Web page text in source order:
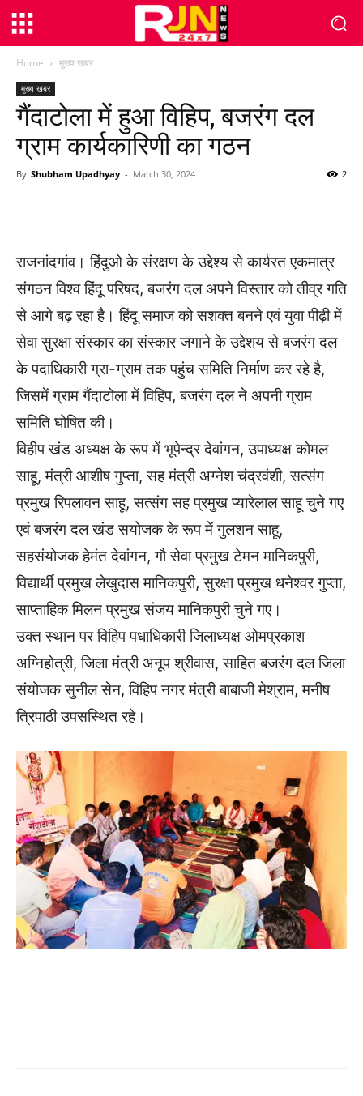
Home मुख्य खबर
मुख्य खबर
गैंदाटोला में हुआ विहिप, बजरंग दल
ग्राम कार्यकारिणी का गठन
By Shubham Upadhyay - March 30, 2024 2
राजनांदगांव। हिंदुओ के संरक्षण के उद्देश्य से कार्यरत एकमात्र
संगठन विश्व हिंदू परिषद, बजरंग दल अपने विस्तार को तीव्र गति
से आगे बढ़ रहा है। हिंदू समाज को सशक्त बनने एवं युवा पीढ़ी में
सेवा सुरक्षा संस्कार का संस्कार जगाने के उद्देशय से बजरंग दल
के पदाधिकारी ग्रा-ग्राम तक पहुंच समिति निर्माण कर रहे है,
जिसमें ग्राम गैंदाटोला में विहिप, बजरंग दल ने अपनी ग्राम
समिति घोषित की।
विहीप खंड अध्यक्ष के रूप में भूपेन्द्र देवांगन, उपाध्यक्ष कोमल
साहू, मंत्री आशीष गुप्ता, सह मंत्री अग्नेश चंद्रवंशी, सत्संग
प्रमुख रिपलावन साहू, सत्संग सह प्रमुख प्यारेलाल साहू चुने गए
एवं बजरंग दल खंड सयोजक के रूप में गुलशन साहू,
सहसंयोजक हेमंत देवांगन, गौ सेवा प्रमुख टेमन मानिकपुरी,
विद्यार्थी प्रमुख लेखुदास मानिकपुरी, सुरक्षा प्रमुख धनेश्वर गुप्ता,
साप्ताहिक मिलन प्रमुख संजय मानिकपुरी चुने गए।
उक्त स्थान पर विहिप पधाधिकारी जिलाध्यक्ष ओमप्रकाश
अग्निहोत्री, जिला मंत्री अनूप श्रीवास, साहित बजरंग दल जिला
संयोजक सुनील सेन, विहिप नगर मंत्री बाबाजी मेश्राम, मनीष
त्रिपाठी उपसस्थित रहे।